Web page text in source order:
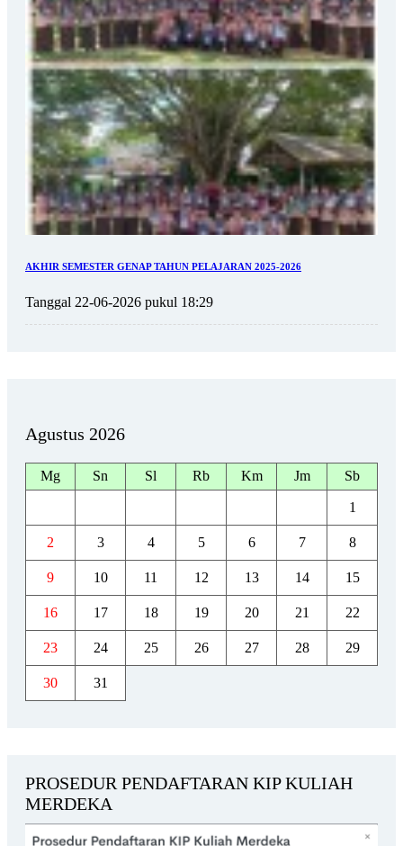
AKHIR SEMESTER GENAP TAHUN PELAJARAN 2025-2026
Tanggal 22-06-2026 pukul 18:29
Agustus 2026
Mg Sn Sl Rb Km Jm Sb
1
2 3 4 5 6 7 8
9 10 11 12 13 14 15
16 17 18 19 20 21 22
23 24 25 26 27 28 29
30 31
PROSEDUR PENDAFTARAN KIP KULIAH
MERDEKA